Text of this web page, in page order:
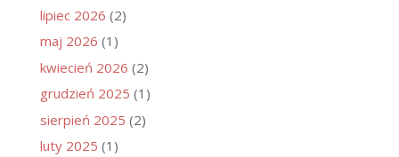
lipiec 2026 (2)
maj 2026 (1)
kwiecień 2026 (2)
grudzień 2025 (1)
sierpień 2025 (2)
luty 2025 (1)